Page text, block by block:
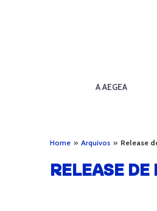
A AEGEA
Home » Arquivos » Release
RELEASE